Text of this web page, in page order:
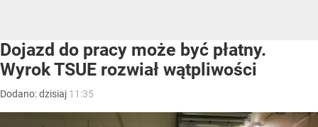
Dojazd do pracy może być płatny.
Wyrok TSUE rozwiał wątpliwości
Dodano:dzisiaj 11:35